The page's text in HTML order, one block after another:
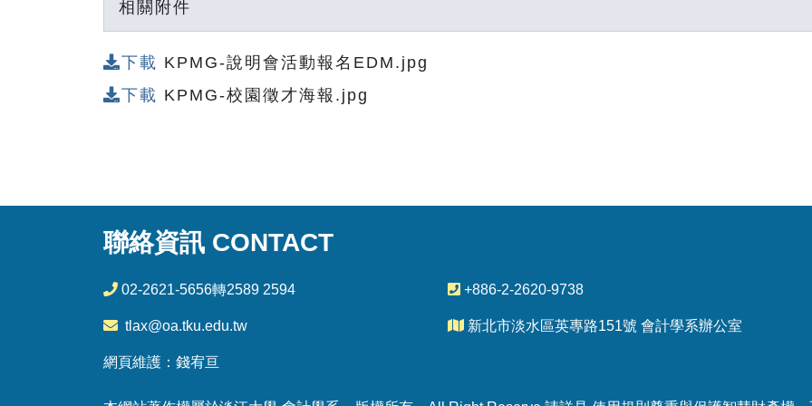
相關附件
下載 KPMG-說明會活動報名EDM.jpg
下載 KPMG-校園徵才海報.jpg
聯絡資訊 CONTACT
02-2621-5656轉2589 2594
tlax@oa.tku.edu.tw
+886-2-2620-9738
新北市淡水區英專路151號 會計學系辦公室
網頁維護：錢宥亘